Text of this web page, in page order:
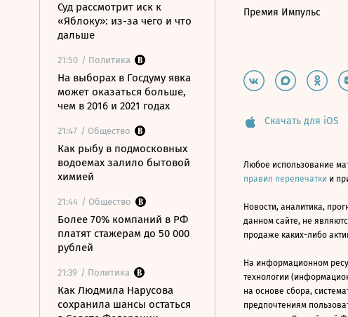
Суд рассмотрит иск к
«Яблоку»: из-за чего и что
дальше
21:50 / Политика
На выборах в Госдуму явка
может оказаться больше,
чем в 2016 и 2021 годах
21:47 / Общество
Как рыбу в подмосковных
водоемах залило бытовой
химией
21:44 / Общество
Более 70% компаний в РФ
платят стажерам до 50 000
рублей
21:39 / Политика
Как Людмила Нарусова
сохранила шансы остаться
Премия Импульс
Скачать для iOS
Любое использование
правил перепечатки и
Новости, аналитика,
данном сайте, не
продаже каких-либо
На информационном
технологии
на основе сбора,
предпочтениям